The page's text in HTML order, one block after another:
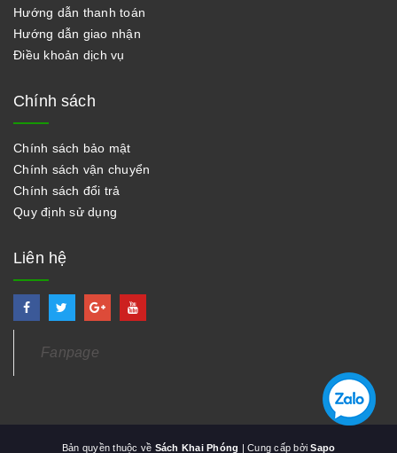
Hướng dẫn thanh toán
Hướng dẫn giao nhận
Điều khoản dịch vụ
Chính sách
Chính sách bảo mật
Chính sách vận chuyển
Chính sách đổi trả
Quy định sử dụng
Liên hệ
Fanpage
Bản quyền thuộc về Sách Khai Phóng | Cung cấp bởiSapo